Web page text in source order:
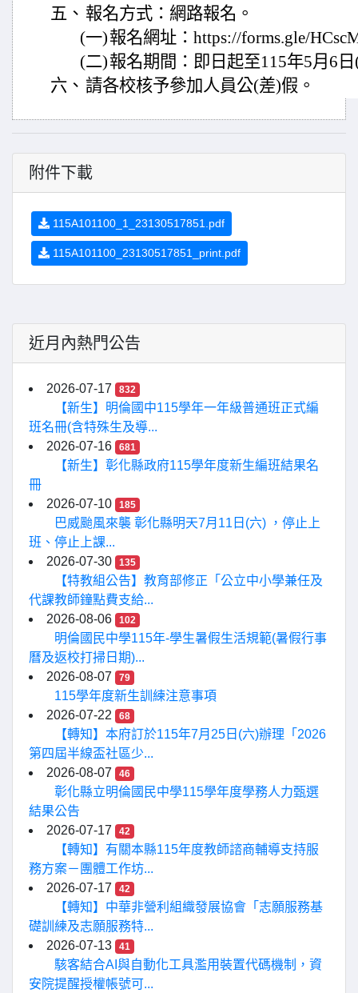
五、 報名方式：網路報名。
(一)報名網址：https://forms.gle/
(二)報名期間：即日起至115年5月6
六、 請各校核予參加人員公(差)假。
附件下載
115A101100_1_23130517851.pdf
115A101100_23130517851_print.pdf
近月內熱門公告
2026-07-17 832
【新生】明倫國中115學年一年級普通班正式編
班名冊(含特殊生及導...
2026-07-16
681
【新生】彰化縣政府115學年度新生編班結果名
冊
2026-07-10
185
巴威颱風來襲 彰化縣明天7月11日(六) ，停止上
班、停止上課...
2026-07-30
135
【特教組公告】教育部修正「公立中小學兼任及
代課教師鐘點費支給...
2026-08-06
102
明倫國民中學115年-學生暑假生活規範(暑假行事
曆及返校打掃日期)...
2026-08-07
79
115學年度新生訓練注意事項
2026-07-22
68
【轉知】本府訂於115年7月25日(六)辦理「2026
第四屆半線盃社區少...
2026-08-07
46
彰化縣立明倫國民中學115學年度學務人力甄選
結果公告
2026-07-17
42
【轉知】有關本縣115年度教師諮商輔導支持服
務方案－團體工作坊...
2026-07-17
42
【轉知】中華非營利組織發展協會「志願服務基
礎訓練及志願服務特...
2026-07-13
41
駭客結合AI與自動化工具濫用裝置代碼機制，資
安院提醒授權帳號可...